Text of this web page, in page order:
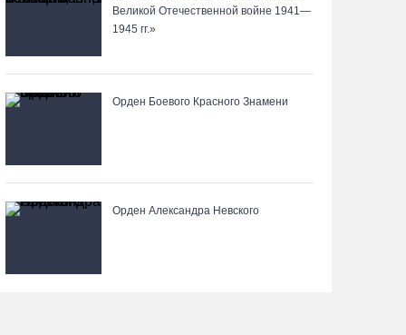
сына и отдала курьеру 650 тысяч рублей
06.08.26 / 13:57
Великой Отечественной войне 1941—
1945 гг.»
Орден Боевого Красного Знамени
Орден Александра Невского